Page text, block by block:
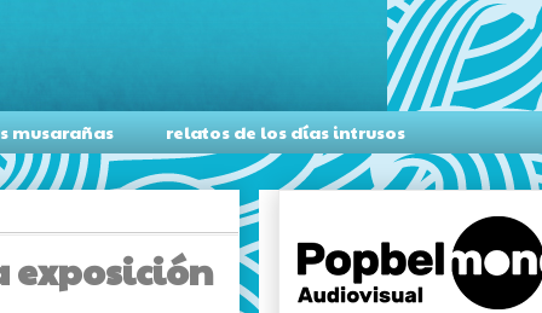
musarañas relatos de los días intrusos
exposición